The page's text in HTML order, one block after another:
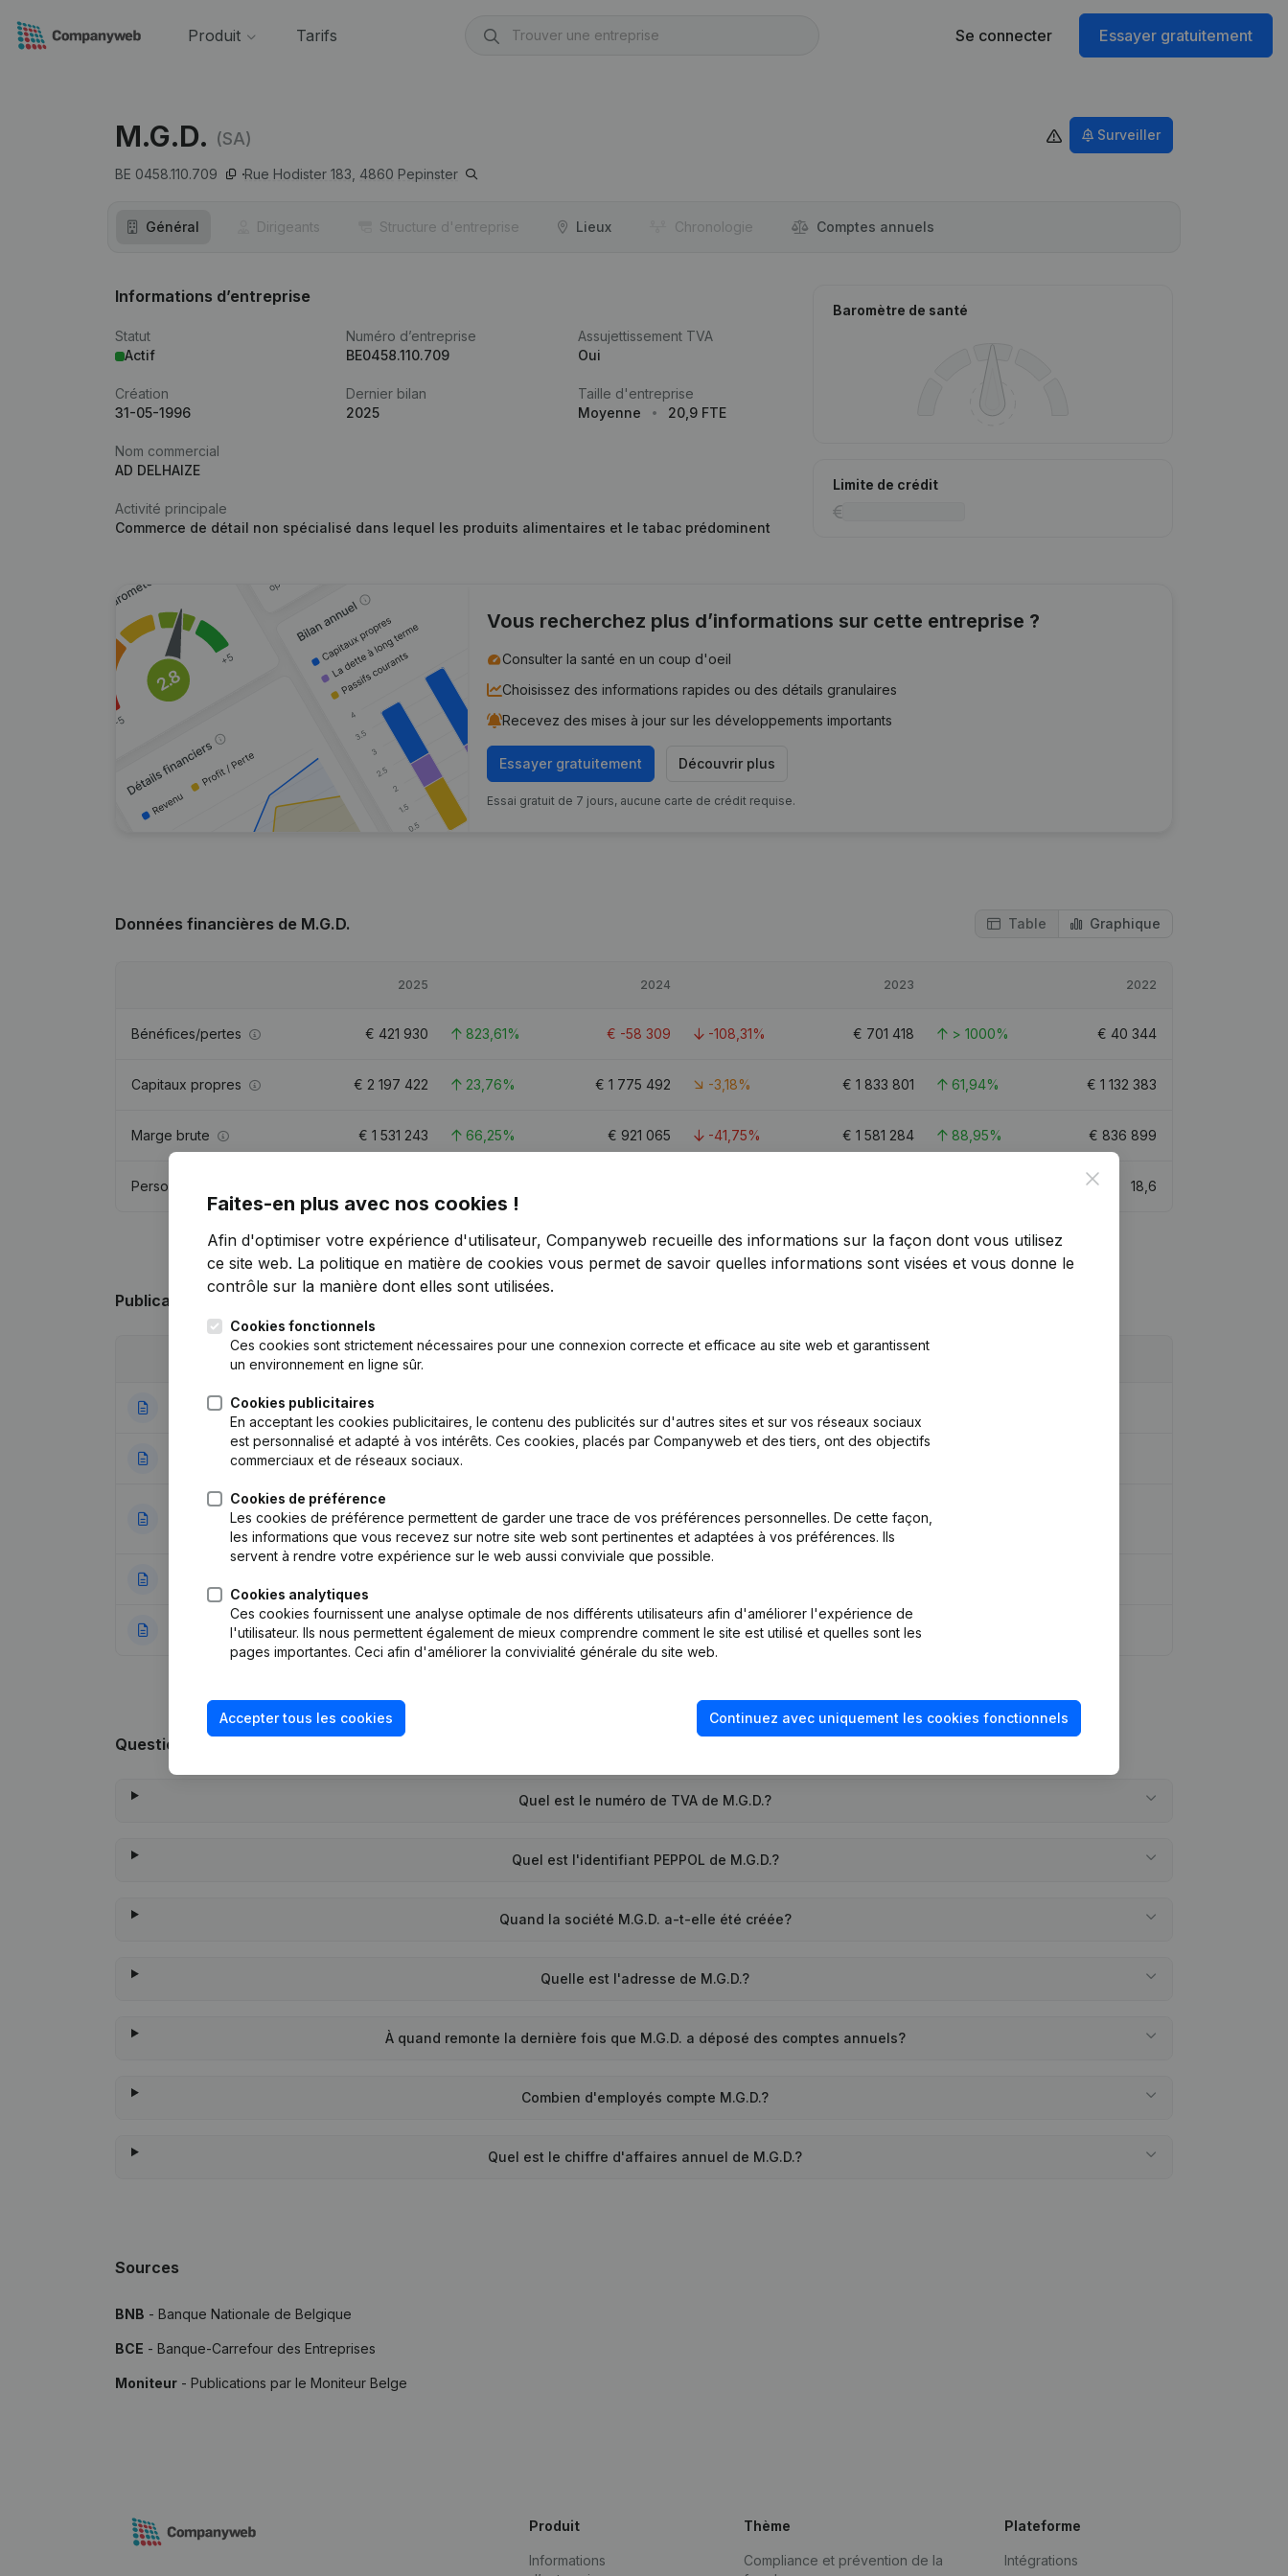
Produit Tarifs Se connecter Essayer gratuitement
M.G.D. (SA)
BE 0458.110.709 Rue Hodister 183, 4860 Pepinster
Surveiller
Général Dirigeants Structure d'entreprise Lieux Chronologie Comptes annuels
Informations d’entreprise
Statut
Actif
Numéro d’entreprise
BE0458.110.709
Assujettissement TVA
Oui
Création
31-05-1996
Dernier bilan
2025
Taille d'entreprise
Moyenne
20,9 FTE
Nom commercial
AD DELHAIZE
Activité principale
Commerce de détail non spécialisé dans lequel les produits alimentaires et le tabac prédominent
Baromètre de santé
Limite de crédit
Vous recherchez plus d’informations sur cette entreprise ?
Consulter la santé en un coup d'oeil
Choisissez des informations rapides ou des détails granulaires
Recevez des mises à jour sur les développements importants
Essayer gratuitement Découvrir plus
Essai gratuit de 7 jours, aucune carte de crédit requise.
Données financières de M.G.D. Table Graphique
2025 2024 2023 2022
Bénéfices/pertes € 421 930 823,61% € -58 309 -108,31% € 701 418 > 1000% € 40 344
Capitaux propres € 2 197 422 23,76% € 1 775 492 -3,18% € 1 833 801 61,94% € 1 132 383
Marge brute € 1 531 243 66,25% € 921 065 -41,75% € 1 581 284 88,95% € 836 899
Personnel 18,6
Publications
Publication
02-01-2025 Demissions, Nominations
15-05-2024 Demissions, Nominations
29-11-2023
Statuts (Traduction, Coordination, Autres Modifications, …) - Divers - Siège Social - Capital, Actions - Demissions,
Nominations
19-11-2019 Demissions, Nominations
Questions fréquemment posées
Quel est le numéro de TVA de M.G.D.?
Quel est l'identifiant PEPPOL de M.G.D.?
Quand la société M.G.D. a-t-elle été créée?
Quelle est l'adresse de M.G.D.?
À quand remonte la dernière fois que M.G.D. a déposé des comptes annuels?
Combien d'employés compte M.G.D.?
Quel est le chiffre d'affaires annuel de M.G.D.?
Sources
BNB - Banque Nationale de Belgique
BCE - Banque-Carrefour des Entreprises
Moniteur - Publications par le Moniteur Belge
Close
Faites-en plus avec nos cookies !
Afin d'optimiser votre expérience d'utilisateur, Companyweb recueille des informations sur la façon dont vous utilisez
ce site web. La politique en matière de cookies vous permet de savoir quelles informations sont visées et vous donne le
contrôle sur la manière dont elles sont utilisées.
Cookies fonctionnels
Ces cookies sont strictement nécessaires pour une connexion correcte et efficace au site web et garantissent
un environnement en ligne sûr.
Cookies publicitaires
En acceptant les cookies publicitaires, le contenu des publicités sur d'autres sites et sur vos réseaux sociaux
est personnalisé et adapté à vos intérêts. Ces cookies, placés par Companyweb et des tiers, ont des objectifs
commerciaux et de réseaux sociaux.
Cookies de préférence
Les cookies de préférence permettent de garder une trace de vos préférences personnelles. De cette façon,
les informations que vous recevez sur notre site web sont pertinentes et adaptées à vos préférences. Ils
servent à rendre votre expérience sur le web aussi conviviale que possible.
Cookies analytiques
Ces cookies fournissent une analyse optimale de nos différents utilisateurs afin d'améliorer l'expérience de
l'utilisateur. Ils nous permettent également de mieux comprendre comment le site est utilisé et quelles sont les
pages importantes. Ceci afin d'améliorer la convivialité générale du site web.
Accepter tous les cookies Continuez avec uniquement les cookies fonctionnels
Produit
Informations
Thème
Compliance et prévention de la
Plateforme
Intégrations